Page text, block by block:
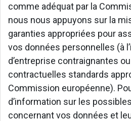
comme adéquat par la
nous nous appuyons sur la
garanties appropriées pour
vos données personnelles (à
d’entreprise contraignantes
contractuelles standards
Commission européenne).
d’information sur les
concernant vos données et